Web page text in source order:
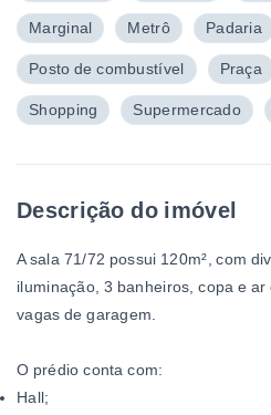
Marginal Metrô Padaria
Posto de combustível Praça
Shopping Supermercado
Descrição do imóvel
A sala 71/72 possui 120m², com
iluminação, 3 banheiros, copa e
vagas de garagem.
O prédio conta com:
Hall;